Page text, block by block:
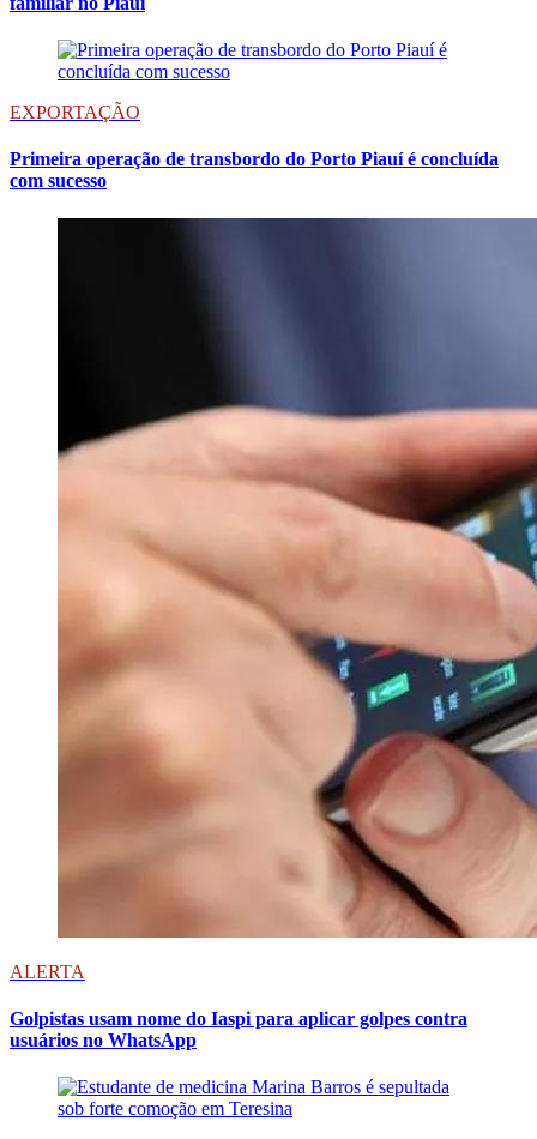
EXPORTAÇÃO
Primeira operação de transbordo do Porto Piauí é concluída
com sucesso
ALERTA
Golpistas usam nome do Iaspi para aplicar golpes contra
usuários no WhatsApp